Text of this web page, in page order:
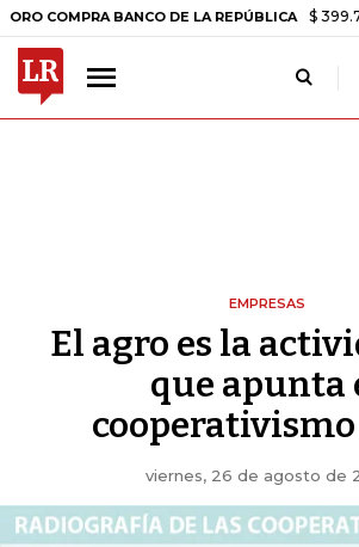
BANCO DE LA REPÚBLICA $ 399.745,16
EMPRESAS
El agro es la
que apunta
viernes, 26 de agosto de